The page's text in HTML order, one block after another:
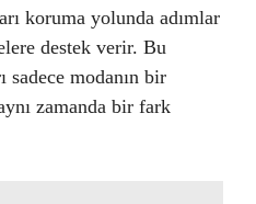
koruma yolunda adımlar
destek verir. Bu
sadece modanın bir
zamanda bir fark